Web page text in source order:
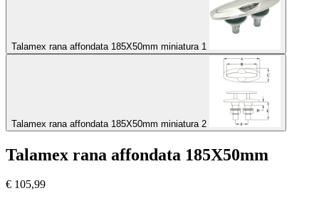
Talamex rana affondata 185X50mm miniatura 1
Talamex rana affondata 185X50mm miniatura 2
Talamex rana affondata 185X50mm
€ 105,99